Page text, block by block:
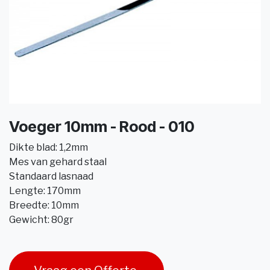
Voeger 10mm - Rood - 010
Dikte blad: 1,2mm
Mes van gehard staal
Standaard lasnaad
Lengte: 170mm
Breedte: 10mm
Gewicht: 80gr